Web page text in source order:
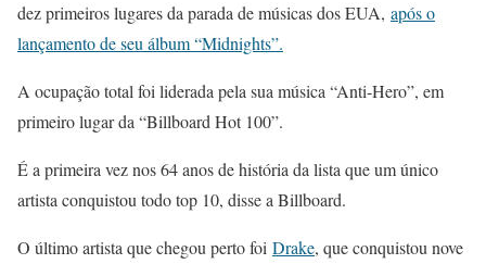
dez primeiros lugares da parada de músicas dos EUA, após o
lançamento de seu álbum “Midnights”.
A ocupação total foi liderada pela sua música “Anti-Hero”, em
primeiro lugar da “Billboard Hot 100”.
É a primeira vez nos 64 anos de história da lista que um único
artista conquistou todo top 10, disse a Billboard.
O último artista que chegou perto foi Drake, que conquistou nove